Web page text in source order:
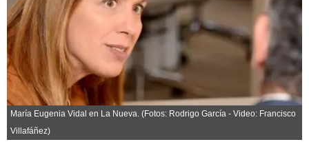
Salud
Es viral
El tiempo
Cartón Lleno
Fúnebres
Clasificados
Horóscopo
María Eugenia Vidal en La Nueva. (Fotos: Rodrigo García - Video: Francisco
Villafáñez)